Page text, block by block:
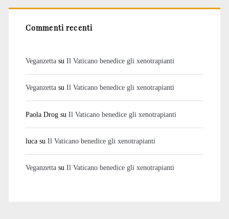
Commenti recenti
Veganzettasu Il Vaticano benedice gli xenotrapianti
Veganzettasu Il Vaticano benedice gli xenotrapianti
Paola Drogsu Il Vaticano benedice gli xenotrapianti
lucasu Il Vaticano benedice gli xenotrapianti
Veganzettasu Il Vaticano benedice gli xenotrapianti